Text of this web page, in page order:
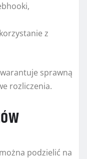
z
sprawną
rozliczenia.
podzielić na